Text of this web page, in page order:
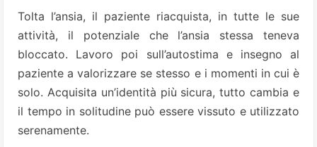
Tolta l’ansia, il paziente riacquista, in tutte le sue
attività, il potenziale che l’ansia stessa teneva
bloccato. Lavoro poi sull’autostima e insegno al
paziente a valorizzare se stesso e i momenti in cui è
solo. Acquisita un’identità più sicura, tutto cambia e
il tempo in solitudine può essere vissuto e utilizzato
serenamente.